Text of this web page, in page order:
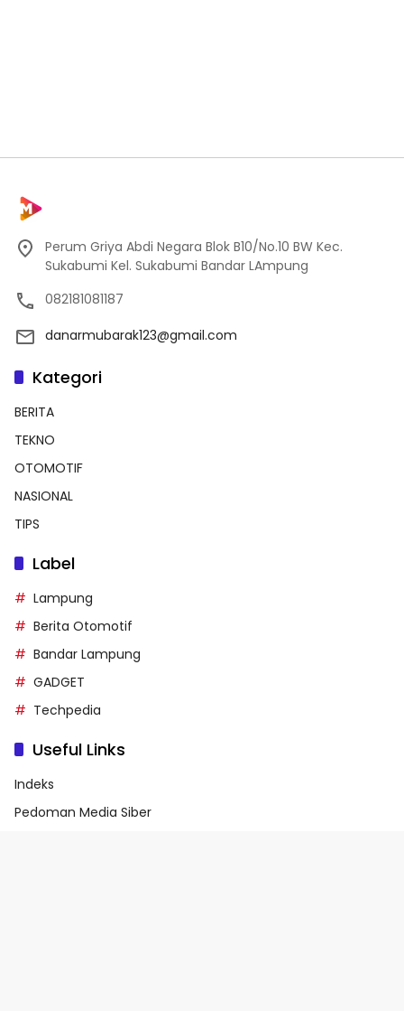
Perum Griya Abdi Negara Blok B10/No.10 BW Kec.
Sukabumi Kel. Sukabumi Bandar LAmpung
082181081187
danarmubarak123@gmail.com
Kategori
BERITA
TEKNO
OTOMOTIF
NASIONAL
TIPS
Label
Lampung
Berita Otomotif
Bandar Lampung
GADGET
Techpedia
Useful Links
Indeks
Pedoman Media Siber